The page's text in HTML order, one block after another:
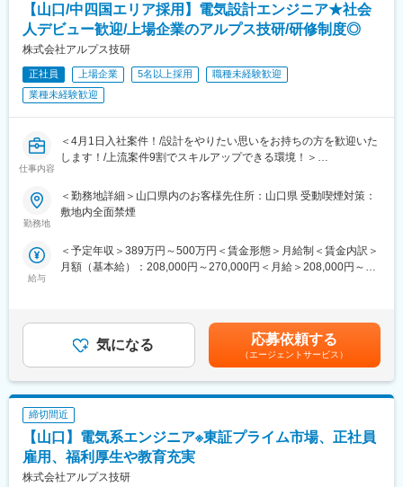
同社の評価制度はすべてポイント制で、何をしたら何点/何点取得
で昇格等、評価を定量的にしている為、曖昧になることなく、頑
張りは必ず繁栄される評価制度を確立しています。
■同社について
同社は1968年の創業以来、「技術者集団」として事業成長を続
け、東証プライム上場の安定性を誇ります。
派遣先メーカーは700社以上。自動車関連から家電、精密機器、
半導体、工作機器、ソフト、医療、航空宇宙など業種も幅広く、
大手有名メーカーとも多数取引があります。
研修に係る費用はすべて会社負担となり、遠方にお住いの方は期
間限定の住居手配も可能です。(一部自己負担あり)
「本当は設計をやりたい」といった新卒初期配属で希望の業務が
できていない方も歓迎いたします！
■ソフトウェア分野の研修例
・開発プロセス/UMLによるオブジェクト指向
・組み込み演習
・データベース/SQL (JAVA/Pythonコース) 等
■希望勤務地が通りやすい・キャリアチェンジ可
配属先については希望の職種・勤務地をできる限り尊重します。
れば、声をあげて頂き、スキルが足りなくても、どの案件でどん
なスキルを身に着けるべきかを教えてもらえる環境であり、希望
■評価制度が明確
評価制度はすべてポイント制で、何をしたら何点/何点取得で昇格
等、評価を定量的にしている為、曖昧になることなく、頑張りは
必ず繁栄される評価制度を確立しています。
■同社について
同社は1968年の創業以来、「技術者集団」として事業成長を続
け、東証プライム上場の安定性を誇ります。
【山口/中四国エリア採用】電気設計エンジニア★社会
人デビュー歓迎/上場企業のアルプス技研/研修制度◎
株式会社アルプス技研
正社員 上場企業 5名以上採用
職種未経験歓迎
業種未経験歓迎
仕事内容
＜4月1日入社案件！/設計をやりたい思いをお持ちの方を歓迎いた
します！/上流案件9割でスキルアップできる環境！＞
■募集背景
現状として取引先とのプロジェクト要請案件が拡大しており、技
「ポテンシャル人材をプロフェッショナルな人材に」をテーマに
教育前提での増員採用をいたします。
エンジニアとして、電気設計の業務をご担当いただきます。
■既卒の方も新卒同様の手厚い研修を受けられる！
2～3か月を目途に、同社の集合研修(神奈川県内)に参加いただき
ます。
研修に係る費用はすべて会社負担となり、遠方にお住いの方は期
間限定の住居手配も可能です。(一部自己負担あり)
「本当は設計をやりたい」といった新卒初期配属で希望の業務が
できていない方も歓迎いたします！
勤務地
＜勤務地詳細＞山口県内のお客様先住所：山口県 受動喫煙対策：
敷地内全面禁煙
給与
＜予定年収＞389万円～500万円＜賃金形態＞月給制＜賃金内訳＞
月額（基本給）：208,000円～270,000円＜月給＞208,000円～
あり、選考を通じて上下する可能性があります。月給(月額)は固定
手当を含めた表記です。
気になる 応募依頼する
（エージェントサービス）
締切間近
【山口】電気系エンジニア※東証プライム市場、正社員
雇用、福利厚生や教育充実
株式会社アルプス技研